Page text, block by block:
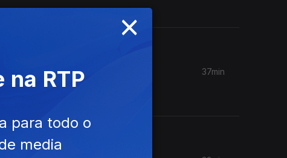
dá
37min
×
na RTP
para todo o
media